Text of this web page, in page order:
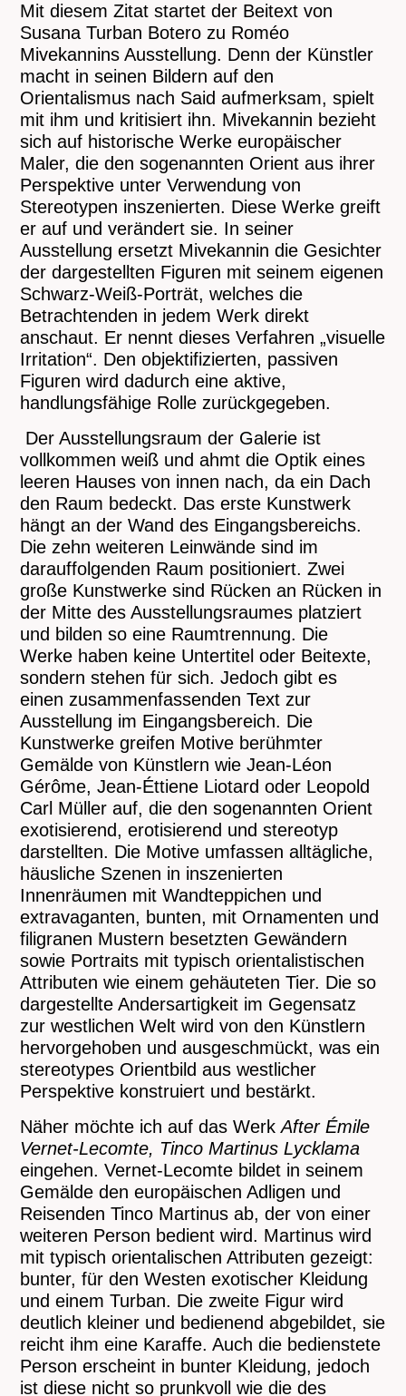
Mit diesem Zitat startet der Beitext von
Susana Turban Botero zu Roméo
Mivekannins Ausstellung. Denn der Künstler
macht in seinen Bildern auf den
Orientalismus nach Said aufmerksam, spielt
mit ihm und kritisiert ihn. Mivekannin bezieht
sich auf historische Werke europäischer
Maler, die den sogenannten Orient aus ihrer
Perspektive unter Verwendung von
Stereotypen inszenierten. Diese Werke greift
er auf und verändert sie. In seiner
Ausstellung ersetzt Mivekannin die Gesichter
der dargestellten Figuren mit seinem eigenen
Schwarz-Weiß-Porträt, welches die
Betrachtenden in jedem Werk direkt
anschaut. Er nennt dieses Verfahren „visuelle
Irritation“. Den objektifizierten, passiven
Figuren wird dadurch eine aktive,
handlungsfähige Rolle zurückgegeben.
Der Ausstellungsraum der Galerie ist
vollkommen weiß und ahmt die Optik eines
leeren Hauses von innen nach, da ein Dach
den Raum bedeckt. Das erste Kunstwerk
hängt an der Wand des Eingangsbereichs.
Die zehn weiteren Leinwände sind im
darauffolgenden Raum positioniert. Zwei
große Kunstwerke sind Rücken an Rücken in
der Mitte des Ausstellungsraumes platziert
und bilden so eine Raumtrennung. Die
Werke haben keine Untertitel oder Beitexte,
sondern stehen für sich. Jedoch gibt es
einen zusammenfassenden Text zur
Ausstellung im Eingangsbereich. Die
Kunstwerke greifen Motive berühmter
Gemälde von Künstlern wie Jean-Léon
Gérôme, Jean-Éttiene Liotard oder Leopold
Carl Müller auf, die den sogenannten Orient
exotisierend, erotisierend und stereotyp
darstellten. Die Motive umfassen alltägliche,
häusliche Szenen in inszenierten
Innenräumen mit Wandteppichen und
extravaganten, bunten, mit Ornamenten und
filigranen Mustern besetzten Gewändern
sowie Portraits mit typisch orientalistischen
Attributen wie einem gehäuteten Tier. Die so
dargestellte Andersartigkeit im Gegensatz
zur westlichen Welt wird von den Künstlern
hervorgehoben und ausgeschmückt, was ein
stereotypes Orientbild aus westlicher
Perspektive konstruiert und bestärkt.
Näher möchte ich auf das WerkAfterÉmile
Vernet-Lecomte, Tinco Martinus Lycklama
eingehen. Vernet-Lecomte bildet in seinem
Gemälde den europäischen Adligen und
Reisenden Tinco Martinus ab, der von einer
weiteren Person bedient wird. Martinus wird
mit typisch orientalischen Attributen gezeigt:
bunter, für den Westen exotischer Kleidung
und einem Turban. Die zweite Figur wird
deutlich kleiner und bedienend abgebildet, sie
reicht ihm eine Karaffe. Auch die bedienstete
Person erscheint in bunter Kleidung, jedoch
ist diese nicht so prunkvoll wie die des